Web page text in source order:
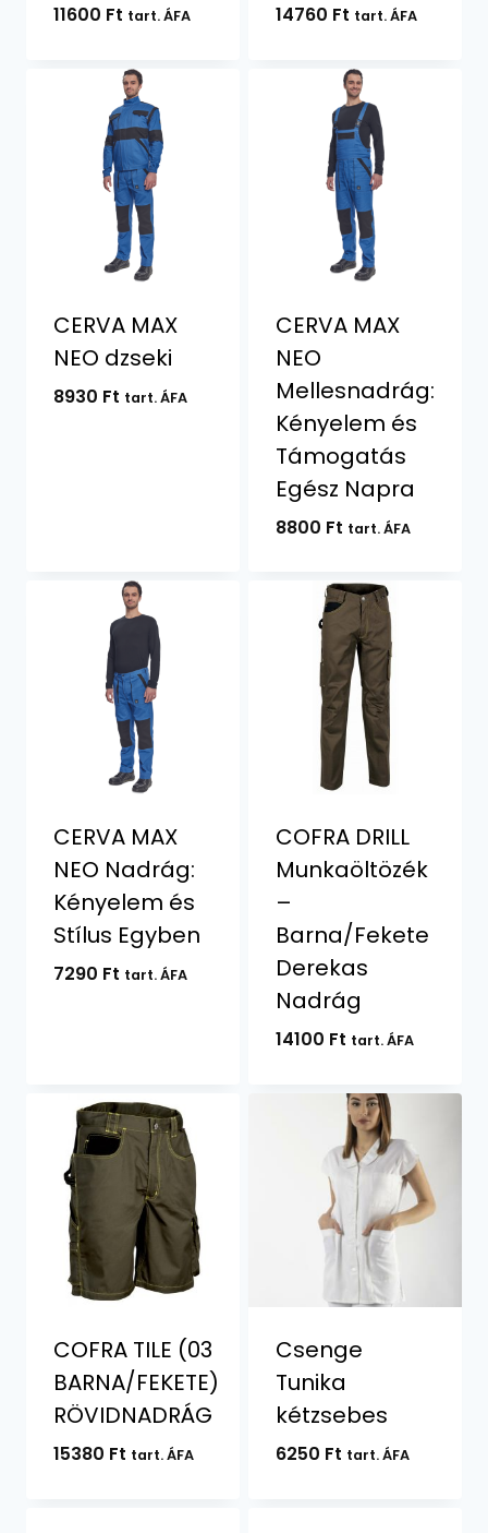
11600 Ft tart. ÁFA 14760 Ft tart. ÁFA
CERVA MAX
NEO dzseki
8930 Ft tart. ÁFA
CERVA MAX
NEO
Mellesnadrág:
Kényelem és
Támogatás
Egész Napra
8800 Ft tart. ÁFA
CERVA MAX
NEO Nadrág:
Kényelem és
Stílus Egyben
7290 Ft tart. ÁFA
COFRA DRILL
Munkaöltözék
–
Barna/Fekete
Derekas
Nadrág
14100 Ft tart. ÁFA
COFRA TILE (03
BARNA/FEKETE)
RÖVIDNADRÁG
15380 Ft tart. ÁFA
Csenge
Tunika
kétzsebes
6250 Ft tart. ÁFA